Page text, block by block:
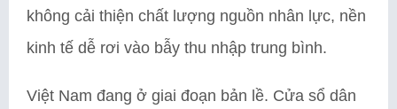
không cải thiện chất lượng nguồn nhân lực, nền
kinh tế dễ rơi vào bẫy thu nhập trung bình.
Việt Nam đang ở giai đoạn bản lề. Cửa sổ dân